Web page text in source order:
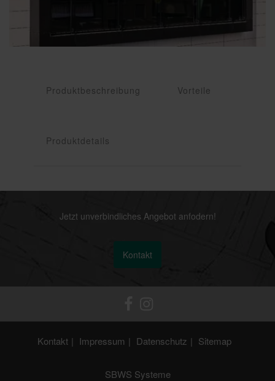
Produktbeschreibung Vorteile
Produktdetails
Jetzt unverbindliches Angebot anfodern!
Kontakt
Kontakt Impressum Datenschutz Sitemap
SBWS Systeme